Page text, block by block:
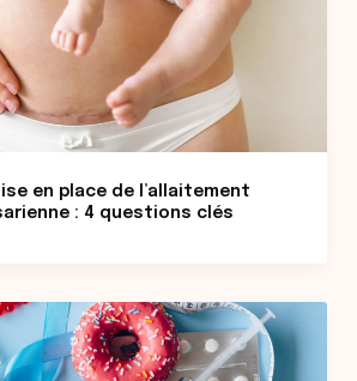
en place de l’allaitement
: 4 questions clés